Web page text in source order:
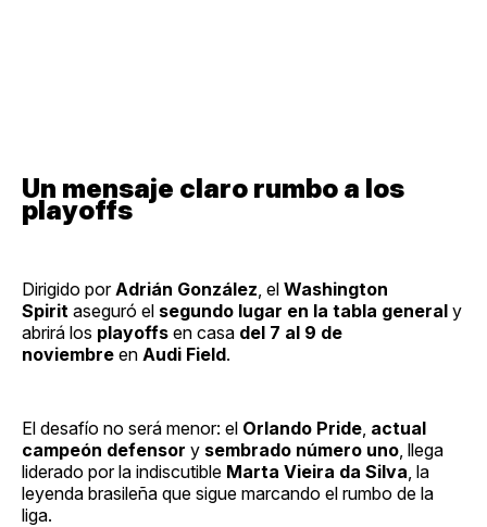
Un mensaje claro rumbo a los
playoffs
Dirigido por Adrián González , el Washington
Spirit aseguró el segundo lugar en la tabla general y
abrirá los playoffs en casa del 7 al 9 de
noviembre en Audi Field.
El desafío no será menor: el Orlando Pride actual
campeón defensor y sembrado número uno , llega
liderado por la indiscutible Marta Vieira da Silva , la
leyenda brasileña que sigue marcando el rumbo de la
liga.